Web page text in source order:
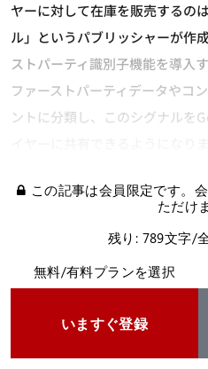
ヤーに対して在庫を販売するの
ル」というパブリッシャーが作
ストパーティ識別子機能を導入
ファーストパーティデータやコ
ントに分類し、このシグナルを
この記事は会員限定です。
ただけ
残り: 789文字/
無料/有料プランを選択
いますぐ登録